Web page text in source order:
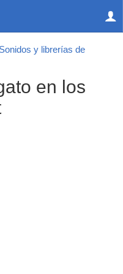
Sonidos y librerías de
en los